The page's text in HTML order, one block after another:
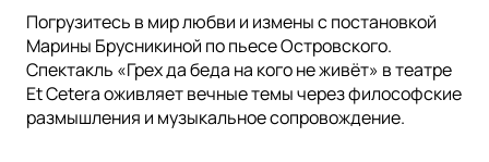
Погрузитесь в мир любви и измены с постановкой
Марины Брусникиной по пьесе Островского.
Спектакль «Грех да беда на кого не живёт» в театре
Et Cetera оживляет вечные темы через философские
размышления и музыкальное сопровождение.